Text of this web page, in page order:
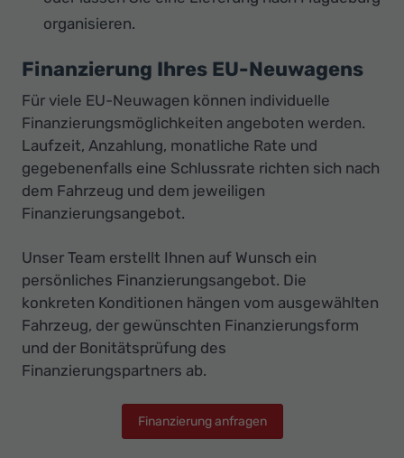
organisieren.
Finanzierung Ihres EU-Neuwagens
Für viele EU-Neuwagen können individuelle
Finanzierungsmöglichkeiten angeboten werden.
Laufzeit, Anzahlung, monatliche Rate und
gegebenenfalls eine Schlussrate richten sich nach
dem Fahrzeug und dem jeweiligen
Finanzierungsangebot.
Unser Team erstellt Ihnen auf Wunsch ein
persönliches Finanzierungsangebot. Die
konkreten Konditionen hängen vom ausgewählten
Fahrzeug, der gewünschten Finanzierungsform
und der Bonitätsprüfung des
Finanzierungspartners ab.
Finanzierung anfragen